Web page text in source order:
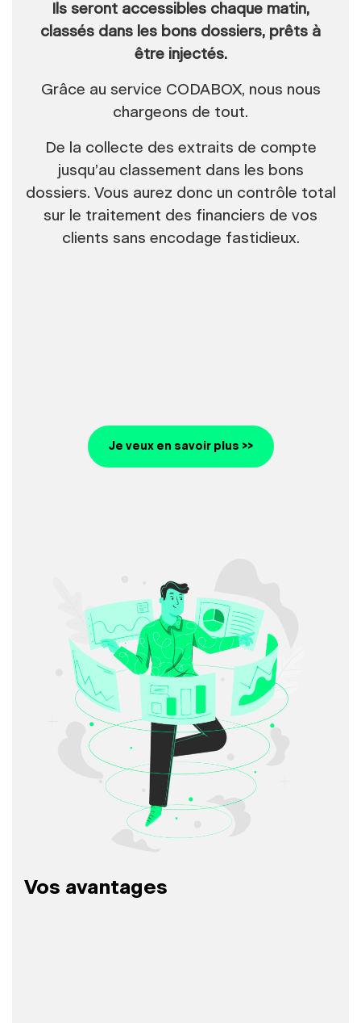
Ils seront accessibles chaque matin,
classés dans les bons dossiers, prêts à
être injectés.
Grâce au service CODABOX, nous nous
chargeons de tout.
De la collecte des extraits de compte
jusqu’au classement dans les bons
dossiers. Vous aurez donc un contrôle total
sur le traitement des financiers de vos
clients sans encodage fastidieux.
Je veux en savoir plus >>
Vos avantages